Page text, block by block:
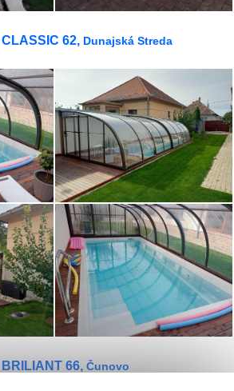
62, Dunajská Streda
66, Čunovo